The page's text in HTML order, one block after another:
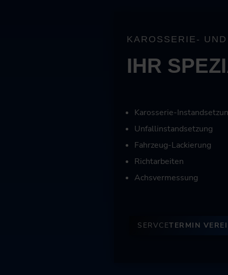
KAROSSERIE-
IHR
Karosserie-
Unfallinstandsetzung
Fahrzeug-Lackierung
Richtarbeiten
Achsvermessung
SERVCETERMIN